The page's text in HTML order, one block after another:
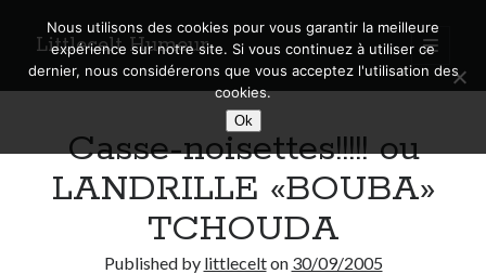
Littlecelt Humeur
open
primary
menu
Sidebar
SearchCasse-noisettes!!!!! ou
LANDRILLE «BOUBA»
TCHOUDA
Published by littlecelton 30/09/2005
Nous utilisons des cookies pour vous garantir la meilleure
expérience sur notre site. Si vous continuez à utiliser ce
dernier, nous considérerons que vous acceptez l'utilisation des
cookies.
Ok